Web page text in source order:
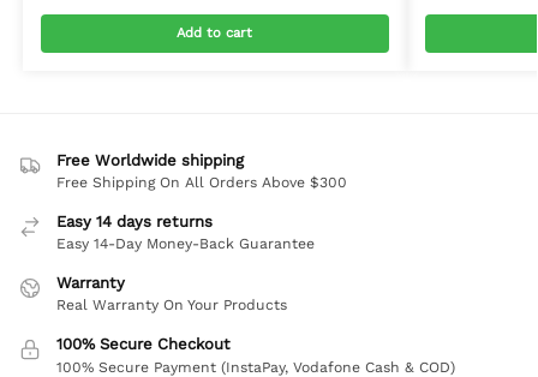
Add to cart
Free Worldwide shipping
Free Shipping On All Orders Above $300
Easy 14 days returns
Easy 14-Day Money-Back Guarantee
Warranty
Real Warranty On Your Products
100% Secure Checkout
100% Secure Payment (InstaPay, Vodafone Cash & COD)